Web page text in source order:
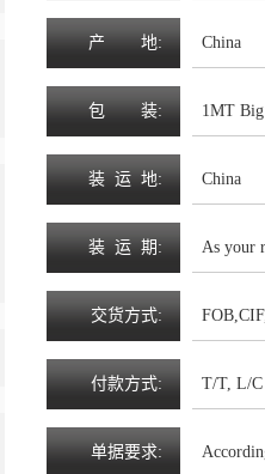
产 地: China
包 装: 1MT Big
装 运 地: China
装 运 期 : As your
交货方式:
付款方式: T/T, L/C
单据要求: